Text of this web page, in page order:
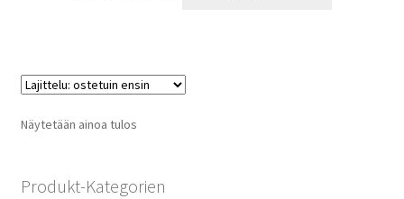
Näytetään ainoa tulos
Produkt-Kategorien